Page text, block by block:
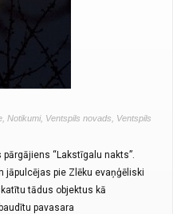
Notikumi, Ventspils novads
Ventspils
“Lakstīgalu nakts”.
pie Zlēku evaņģēliski
tādus objektus kā
pavasara